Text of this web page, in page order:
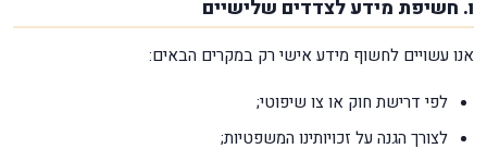
ו. חשיפת מידע לצדדים שלישיים
אנו עשויים לחשוף מידע אישי רק במקרים הבאים:
לפי דרישת חוק או צו שיפוטי;
לצורך הגנה על זכויותינו המשפטיות;